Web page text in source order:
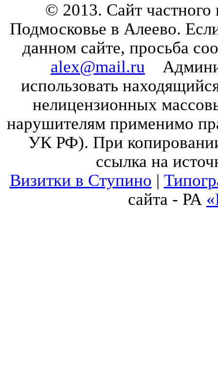
© 2013. Сайт частного
Подмосковье в Алеево.
данном сайте, просьба
alex@mail.ru
использовать
нелицензионных
нарушителям применимо
УК РФ). При копировании
ссылка на
Визитки в Ступино |
сайта - РА